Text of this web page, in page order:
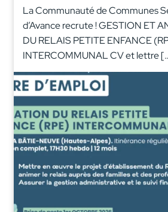
La Communauté de Communes
d’Avance recrute ! GESTION ET
DU RELAIS PETITE ENFANCE
INTERCOMMUNAL CV et lettre